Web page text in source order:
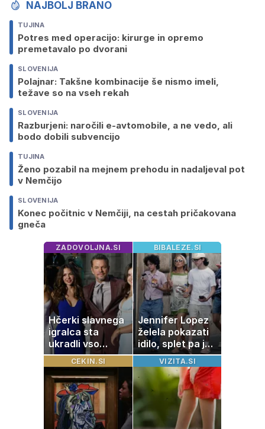
NAJBOLJ BRANO
TUJINA
Potres med operacijo: kirurge in opremo
premetavalo po dvorani
SLOVENIJA
Polajnar: Takšne kombinacije še nismo imeli,
težave so na vseh rekah
SLOVENIJA
Razburjeni: naročili e-avtomobile, a ne vedo, ali
bodo dobili subvencijo
TUJINA
Ženo pozabil na mejnem prehodu in nadaljeval pot
v Nemčijo
SLOVENIJA
Konec počitnic v Nemčiji, na cestah pričakovana
gneča
ZADOVOLJNA.SI
Hčerki slavnega
igralca sta
ukradli vso
pozornost
BIBALEZE.SI
Jennifer Lopez
želela pokazati
idilo, splet pa je
razburila ena
stvar
CEKIN.SI VIZITA.SI